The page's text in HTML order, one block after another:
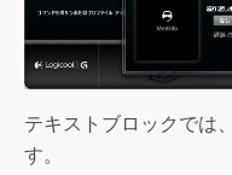
テキストブロックでは
す。